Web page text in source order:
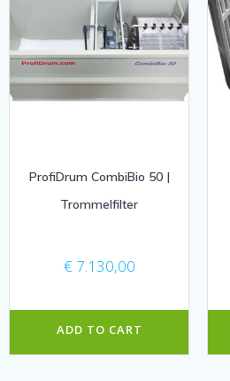
ProfiDrum CombiBio 50 |
Trommelfilter
€ 7.130,00
ADD TO CART